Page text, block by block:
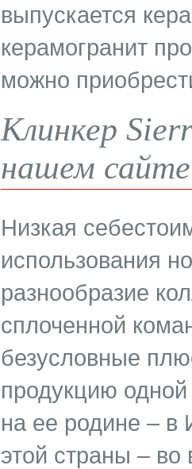
выпускается
керамогранит
можно
Клинкер
нашем сайте
Низкая
использования
разнообразие
сплоченной
безусловные
продукцию
на ее родине – в
этой страны –